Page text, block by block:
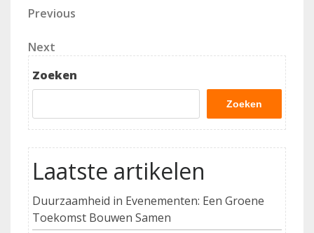
Berichtnavigatie
Previous
Previous
Next
Post
Next
Zoeken
Zoeken
Laatste artikelen
Duurzaamheid in Evenementen: Een Groene
Toekomst Bouwen Samen